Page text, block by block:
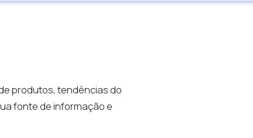
produtos, tendências do
fonte de informação e